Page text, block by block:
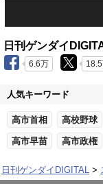
日刊ゲンダイ
6.6万
人気キーワード
高市首相 高校野球
高市早苗 高市政権
日刊ゲンダイDIGITAL